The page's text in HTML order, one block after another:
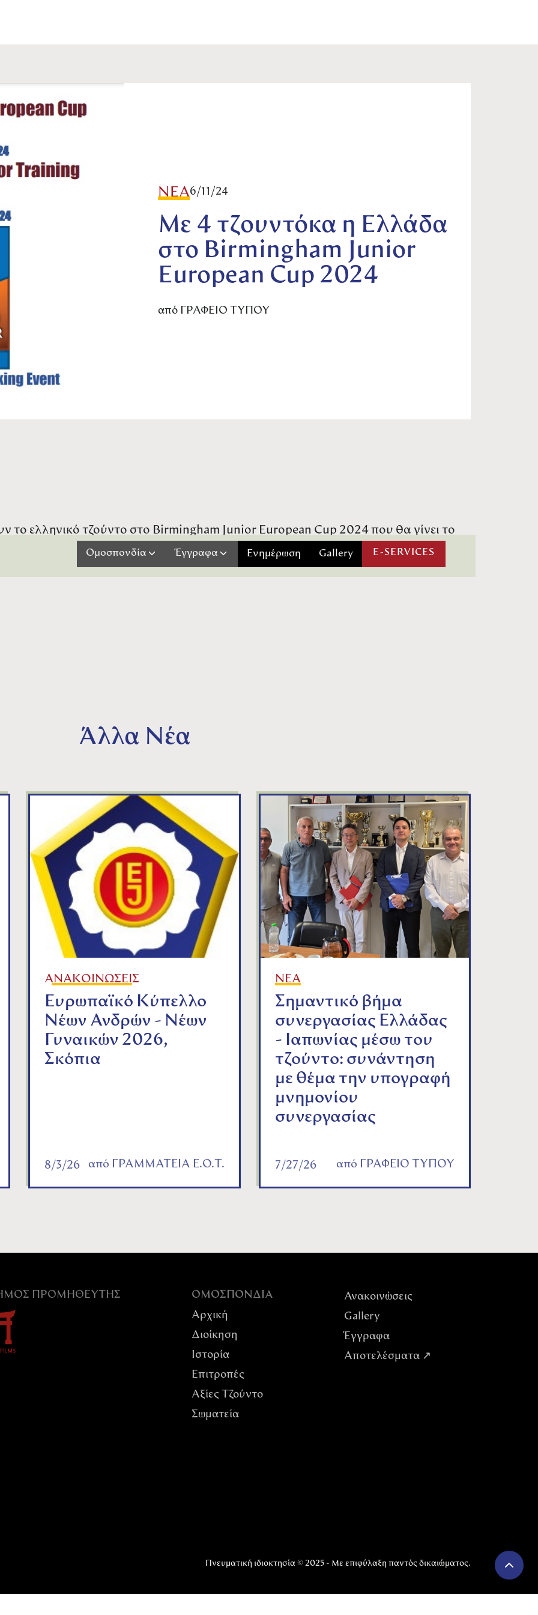
ΝΕΑ6/11/24
Με 4 τζουντόκα η Ελλάδα
στο Birmingham Junior
European Cup 2024
από ΓΡΑΦΕΙΟ ΤΥΠΟΥ
Ομοσπονδία Έγγραφα Ενημέρωση Gallery E-SERVICES
το ελληνικό τζούντο στο Birmingham Junior European Cup 2024 που θα γίνει το
«γηραιά αλβιόνα». Πρόκειται για τους Ηρακλή Μπαλαμπανίδη (-73 κιλά), Μάριο
και Αλεξάνδρα Παπαγιαννάκη (-70κ.). Υπεύθυνος προπονητής είναι ο
Άλλα Νέα
ΑΝΑΚΟΙΝΩΣΕΙΣ
Ευρωπαϊκό Κύπελλο
Νέων Ανδρών - Νέων
Γυναικών 2026,
Σκόπια
8/3/26 από ΓΡΑΜΜΑΤΕΙΑ Ε.Ο.Τ.
ΝΕΑ
Σημαντικό βήμα
συνεργασίας Ελλάδας
- Ιαπωνίας μέσω του
τζούντο: συνάντηση
με θέμα την υπογραφή
μνημονίου
συνεργασίας
7/27/26 από ΓΡΑΦΕΙΟ ΤΥΠΟΥ
ΠΡΟΜΗΘΕΥΤΉΣ
ΟΜΟΣΠΟΝΔIΑ
Αρχική
Διοίκηση
Ιστορία
Επιτροπές
Αξίες Tζούντο
Σωματεία
Ανακοινώσεις
Gallery
Έγγραφα
Αποτελέσματα ↗
Πνευματική ιδιοκτησία © 2025 - Με επιφύλαξη παντός δικαιώματος.